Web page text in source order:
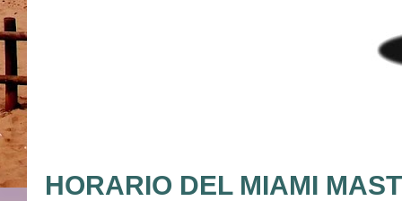
HORARIO DEL MIAMI